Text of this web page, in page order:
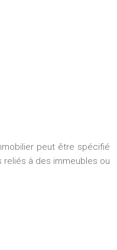
peut être spécifié
à des immeubles ou